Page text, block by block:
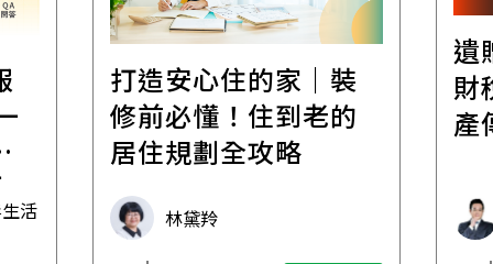
活
打造安心住的家｜裝
修前必懂！住到老的
居住規劃全攻略
林黛羚
遺
財
產